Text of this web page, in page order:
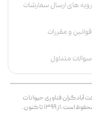
فناوری حیوانات
از ۱۳۹۹ تا کنون.
رویه های ارسال سفارشات
قوانین و مقررات
سوالات متداول